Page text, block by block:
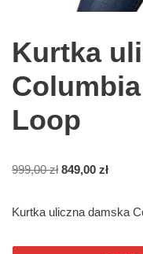
Kurtka
Loop
999,00zł 849,00 zł
Kurtka uliczna damska